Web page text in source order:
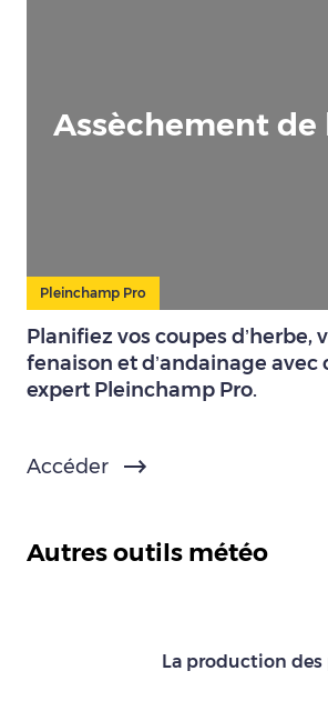
Assèchement de
Pleinchamp Pro
Planifiez vos coupes d’herbe,
fenaison et d’andainage avec
expert Pleinchamp Pro.
Accéder
Autres outils météo
La production des